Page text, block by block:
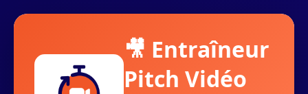
🎥 Entraîneur
Pitch Vidéo